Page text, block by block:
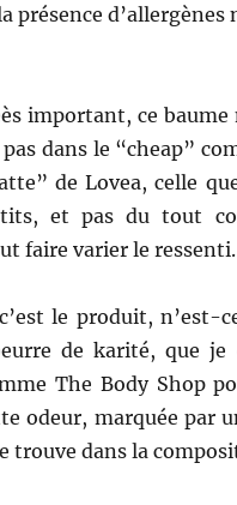
présence
important, ce baume
dans le “cheap”
de Lovea, celle
et pas du tout
faire varier le ressenti.
le produit, n’est-
de karité, que
The Body Shop
odeur, marquée par
trouve dans la